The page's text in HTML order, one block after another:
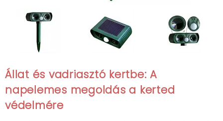
Állat és vadriasztó kertbe: A
napelemes megoldás a kerted
védelmére